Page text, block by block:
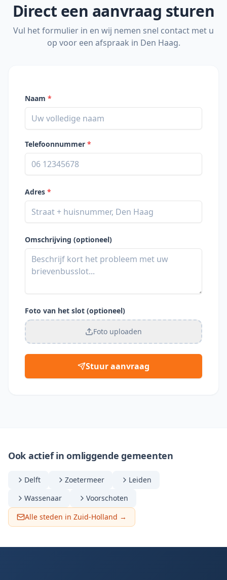
Direct een aanvraag sturen
Vul het formulier in en wij nemen snel contact met u
op voor een afspraak in Den Haag.
Naam *
Telefoonnummer *
Adres *
Omschrijving (optioneel)
Foto van het slot (optioneel)
Foto uploaden
Stuur aanvraag
Ook actief in omliggende gemeenten
Delft Zoetermeer
Leiden
Wassenaar
Voorschoten
Alle steden in Zuid-Holland →